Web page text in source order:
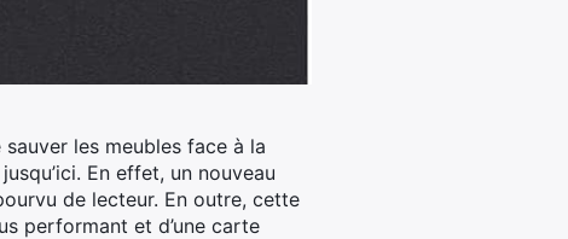
les meubles face à la
En effet, un nouveau
de lecteur. En outre, cette
performant et d’une carte